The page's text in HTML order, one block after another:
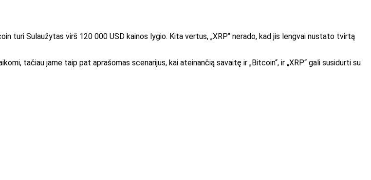
turi Sulaužytas virš 120 000 USD kainos lygio. Kita vertus, „XRP“ nerado, kad jis lengvai nustato tvirtą
tačiau jame taip pat aprašomas scenarijus, kai ateinančią savaitę ir „Bitcoin“, ir „XRP“ gali susidurti su